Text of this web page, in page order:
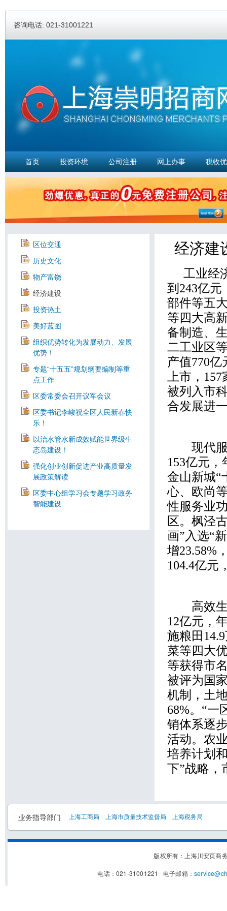
咨询电话: 021-31001221
首页 投资环境 公司注册 网上办事 税收
区位交通
历史文化
物产富饶
经济建设
投资热土
美好蓝图
组织优势转化为发展动力、发展
优势！
专题“十五五”规划纲要编制等重
点工作
区委常委会召开议军会议
区委书记李峻祝全区人民新春快
乐！
以治水管水新成效赋能世界级生
态岛建设！
强化创业创新促进产业高质量发
展政策解读
区委中心组学习会专题学习政务
智能建设
经济建
工业经
到 243亿元
部件等五
等四大高
备制造、
二工业区
产值770亿
上市， 157
被列入市
合发展进
现代服
153亿元，
金山新城“
心、欧尚
性服务业
区。枫泾
画”入选“
增23.58%
104.4亿元
高效生
12亿元，
施粮田 14.9
菜等四大
等获得市
被评为国
机制，土
68%。 “一
销体系逐
活动。农
培养计划
下”战略，
业务指导部门 上海工商局 上海市质量技术监督局 上海税务局
版权所有：上海川安页
电话：021-31001221 电子邮箱：